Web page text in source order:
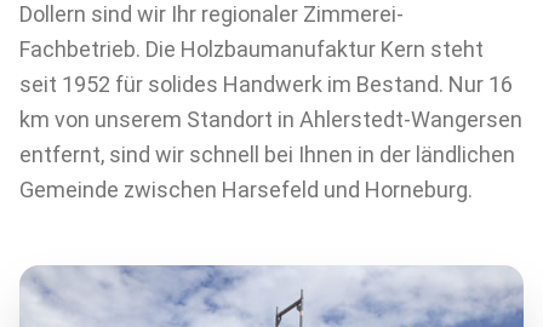
Dollern sind wir Ihr regionaler Zimmerei-
Fachbetrieb. Die Holzbaumanufaktur Kern steht
seit 1952 für solides Handwerk im Bestand. Nur 16
km von unserem Standort in Ahlerstedt-Wangersen
entfernt, sind wir schnell bei Ihnen in der ländlichen
Gemeinde zwischen Harsefeld und Horneburg.